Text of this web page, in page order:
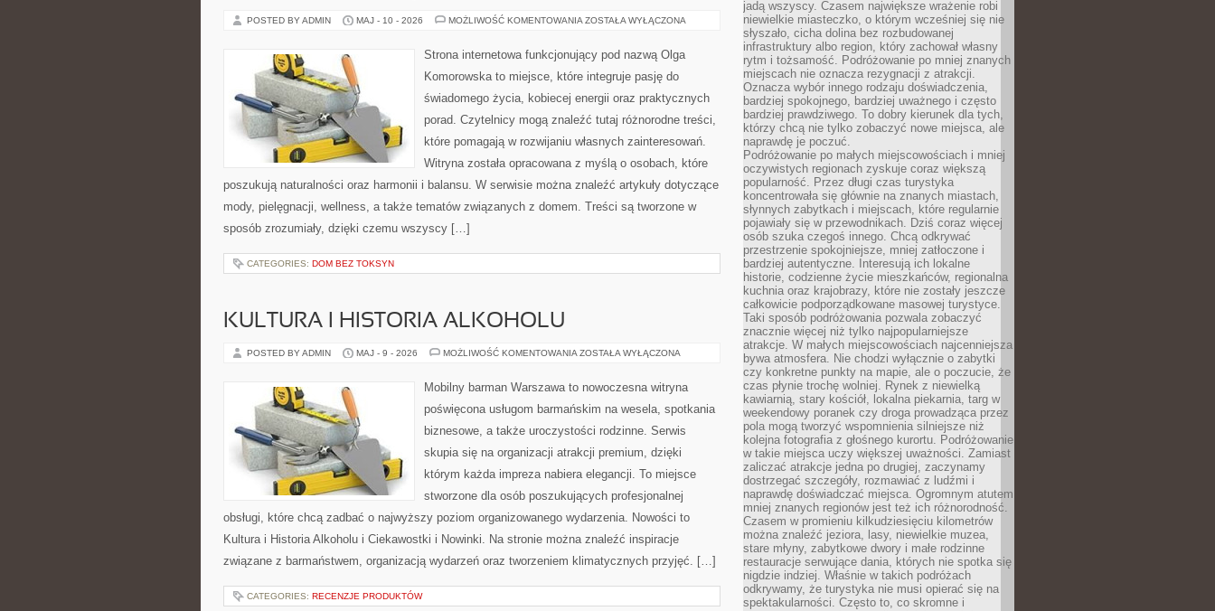
POSTED BY ADMIN MAJ - 10 - 2026 MOŻLIWOŚĆ KOMENTOWANIA PODRÓŻE
ZOSTAŁA WYŁĄCZONA
Strona internetowa funkcjonujący pod nazwą Olga
Komorowska to miejsce, które integruje pasję do
świadomego życia, kobiecej energii oraz praktycznych
porad. Czytelnicy mogą znaleźć tutaj różnorodne treści,
które pomagają w rozwijaniu własnych zainteresowań.
Witryna została opracowana z myślą o osobach, które
poszukują naturalności oraz harmonii i balansu. W serwisie można znaleźć artykuły dotyczące
mody, pielęgnacji, wellness, a także tematów związanych z domem. Treści są tworzone w
sposób zrozumiały, dzięki czemu wszyscy […]
CATEGORIES: DOM BEZ TOKSYN
KULTURA I HISTORIA ALKOHOLU
POSTED BY ADMIN MAJ - 9 - 2026 MOŻLIWOŚĆ KOMENTOWANIA KULTURA
ZOSTAŁA WYŁĄCZONA
Mobilny barman Warszawa to nowoczesna witryna
poświęcona usługom barmańskim na wesela, spotkania
biznesowe, a także uroczystości rodzinne. Serwis
skupia się na organizacji atrakcji premium, dzięki
którym każda impreza nabiera elegancji. To miejsce
stworzone dla osób poszukujących profesjonalnej
obsługi, które chcą zadbać o najwyższy poziom organizowanego wydarzenia. Nowości to
Kultura i Historia Alkoholu i Ciekawostki i Nowinki. Na stronie można znaleźć inspiracje
związane z barmaństwem, organizacją wydarzeń oraz tworzeniem klimatycznych przyjęć. […]
CATEGORIES: RECENZJE PRODUKTÓW
jadą wszyscy. Czasem największe wrażenie robi
niewielkie miasteczko, o którym wcześniej się nie
słyszało, cicha dolina bez rozbudowanej
infrastruktury albo region, który zachował własny
rytm i tożsamość. Podróżowanie po mniej znanych
miejscach nie oznacza rezygnacji z atrakcji.
Oznacza wybór innego rodzaju doświadczenia,
bardziej spokojnego, bardziej uważnego i często
bardziej prawdziwego. To dobry kierunek dla tych,
którzy chcą nie tylko zobaczyć nowe miejsca, ale
naprawdę je poczuć.
Podróżowanie po małych miejscowościach i mniej
oczywistych regionach zyskuje coraz większą
popularność. Przez długi czas turystyka
koncentrowała się głównie na znanych miastach,
słynnych zabytkach i miejscach, które regularnie
pojawiały się w przewodnikach. Dziś coraz więcej
osób szuka czegoś innego. Chcą odkrywać
przestrzenie spokojniejsze, mniej zatłoczone i
bardziej autentyczne. Interesują ich lokalne
historie, codzienne życie mieszkańców, regionalna
kuchnia oraz krajobrazy, które nie zostały jeszcze
całkowicie podporządkowane masowej turystyce.
Taki sposób podróżowania pozwala zobaczyć
znacznie więcej niż tylko najpopularniejsze
atrakcje. W małych miejscowościach najcenniejsza
bywa atmosfera. Nie chodzi wyłącznie o zabytki
czy konkretne punkty na mapie, ale o poczucie, że
czas płynie trochę wolniej. Rynek z niewielką
kawiarnią, stary kościół, lokalna piekarnia, targ w
weekendowy poranek czy droga prowadząca przez
pola mogą tworzyć wspomnienia silniejsze niż
kolejna fotografia z głośnego kurortu. Podróżowanie
w takie miejsca uczy większej uważności. Zamiast
zaliczać atrakcje jedna po drugiej, zaczynamy
dostrzegać szczegóły, rozmawiać z ludźmi i
naprawdę doświadczać miejsca. Ogromnym atutem
mniej znanych regionów jest też ich różnorodność.
Czasem w promieniu kilkudziesięciu kilometrów
można znaleźć jeziora, lasy, niewielkie muzea,
stare młyny, zabytkowe dwory i małe rodzinne
restauracje serwujące dania, których nie spotka się
nigdzie indziej. Właśnie w takich podróżach
odkrywamy, że turystyka nie musi opierać się na
spektakularności. Często to, co skromne i